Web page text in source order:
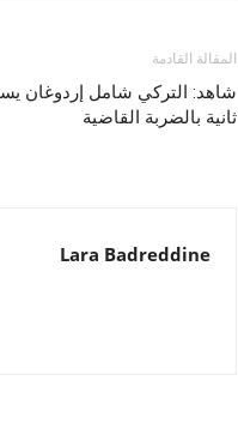
المقالة القادمة
ثانية بالضربة القاضية
Lara Badreddine